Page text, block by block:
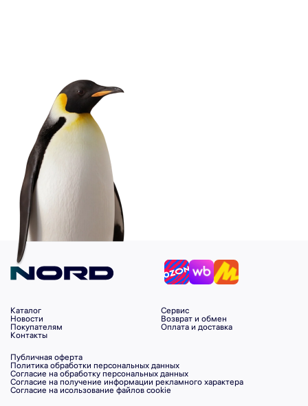
Каталог
Новости
Покупателям
Контакты
Сервис
Возврат и обмен
Оплата и доставка
Публичная оферта
Политика обработки персональных данных
Согласие на обработку персональных данных
Согласие на получение информации рекламного характера
Согласие на исользование файлов cookie